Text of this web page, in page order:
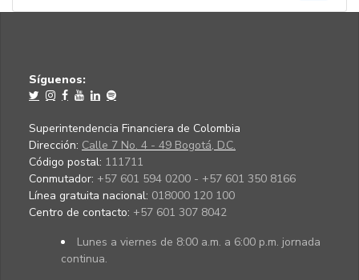
Síguenos:
Superintendencia Financiera de Colombia
Dirección: Calle 7 No. 4 - 49 Bogotá, D.C.
Código postal: 111711
Conmutador: +57 601 594 0200 - +57 601 350 8166
Línea gratuita nacional: 018000 120 100
Centro de contacto: +57 601 307 8042
Lunes a viernes de 8:00 a.m. a 6:00 p.m. jornada
continua.